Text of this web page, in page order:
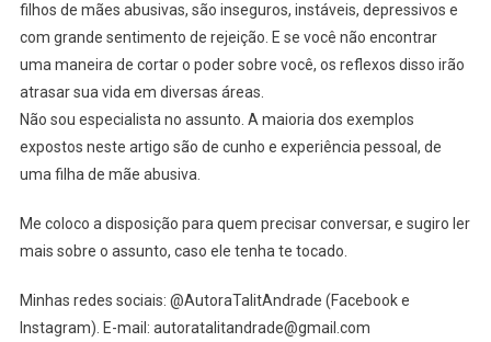
filhos de mães abusivas, são inseguros, instáveis, depressivos e
com grande sentimento de rejeição. E se você não encontrar
uma maneira de cortar o poder sobre você, os reflexos disso irão
atrasar sua vida em diversas áreas.
Não sou especialista no assunto. A maioria dos exemplos
expostos neste artigo são de cunho e experiência pessoal, de
uma filha de mãe abusiva.
Me coloco a disposição para quem precisar conversar, e sugiro ler
mais sobre o assunto, caso ele tenha te tocado.
Minhas redes sociais: @AutoraTalitAndrade (Facebook e
Instagram). E-mail: autoratalitandrade@gmail.com